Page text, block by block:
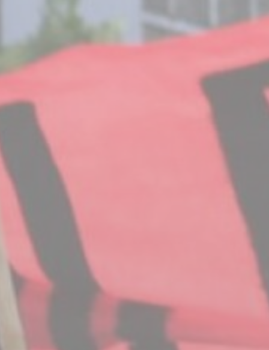
Infos pratiques
CANDIDATURES
EXTRANET
NEWSLETTER
BILLETTERIE